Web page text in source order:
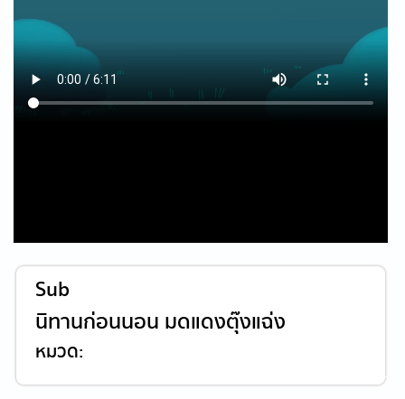
Sub
นิทานก่อนนอน มดแดงตุ๊งแฉ่ง
หมวด: